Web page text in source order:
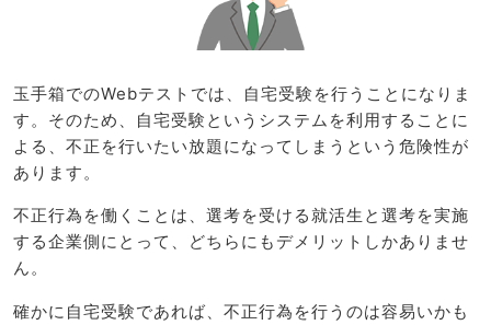
玉手箱でのWebテストでは、自宅受験を行うことになりま
す。そのため、自宅受験というシステムを利用することに
よる、不正を行いたい放題になってしまうという危険性が
あります。
不正行為を働くことは、選考を受ける就活生と選考を実施
する企業側にとって、どちらにもデメリットしかありませ
ん。
確かに自宅受験であれば、不正行為を行うのは容易いかも